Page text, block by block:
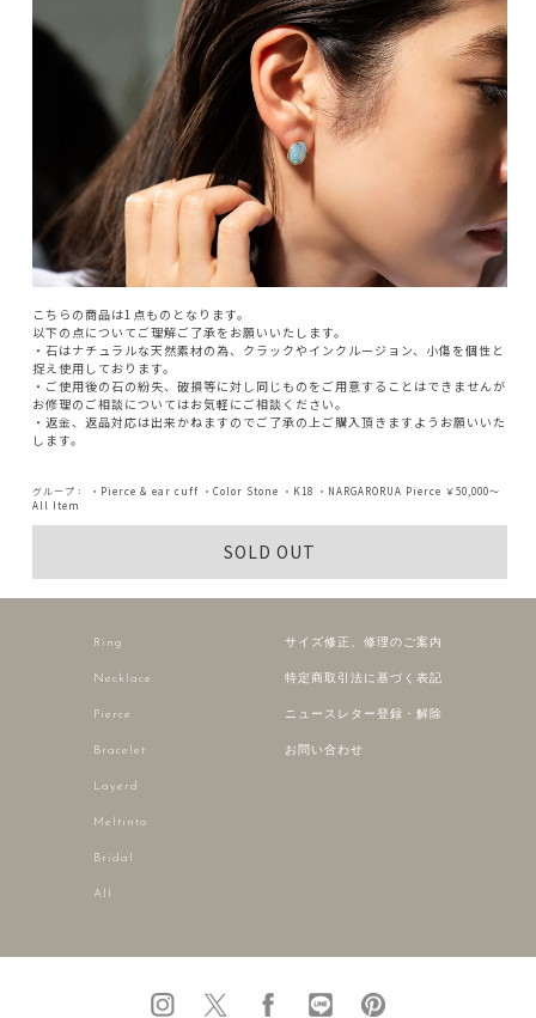
こちらの商品は1点ものとなります。
以下の点についてご理解ご了承をお願いいたします。
・石はナチュラルな天然素材の為、クラックやインクルージョン、小傷を個性と
捉え使用しております。
・ご使用後の石の紛失、破損等に対し同じものをご用意することはできませんが
お修理のご相談についてはお気軽にご相談ください。
・返金、返品対応は出来かねますのでご了承の上ご購入頂きますようお願いいた
します。
グループ： ・Pierce & ear cuff ・Color Stone ・K18 ・NARGARORUA Pierce ￥50,000～
All Item
SOLD OUT
Ring
Necklace
Pierce
Bracelet
Layerd
Meltinto
Bridal
All
サイズ修正、修理のご案内
特定商取引法に基づく表記
ニュースレター登録・解除
お問い合わせ